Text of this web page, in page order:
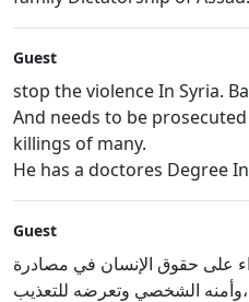
Guest
stop the violence In Syria.
And needs to be
killings of many.
He has a doctores Degree
Guest
على حقوق الإنسان في مصادرة
الشخصي وتعرضه للتعذيب